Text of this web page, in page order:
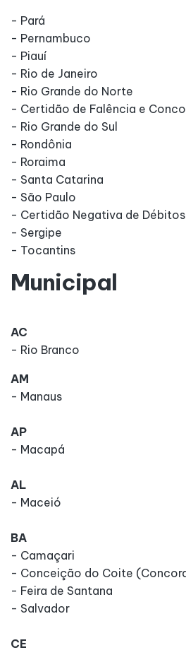
- Pará
- Pernambuco
- Piauí
- Rio de Janeiro
- Rio Grande do Norte
- Certidão de Falência e
- Rio Grande do Sul
- Rondônia
- Roraima
- Santa Catarina
- São Paulo
- Certidão Negativa de
- Sergipe
- Tocantins
Municipal
AC
- Rio Branco
AM
- Manaus
AP
- Macapá
AL
- Maceió
BA
- Camaçari
- Conceição do Coite
- Feira de Santana
- Salvador
CE